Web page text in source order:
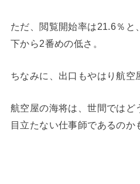
ただ、閲覧開始率は21.6％と
下から2番めの低さ。
ちなみに、出口もやはり航空
航空屋の海将は、世間ではど
目立たない仕事師であるのか